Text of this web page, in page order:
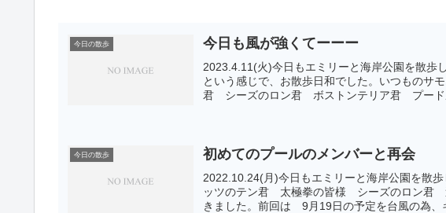
今日の散歩 今日も風が強くてーーー
2023.4.11(火)今日もエミリーと海岸公園を散歩
という感じで、お散歩日和でした。いつもの
君 シーズのロン君 ボストンテリア君 プード
今日の散歩 初めてのプールのメンバーと再会
2022.10.24(月)今日もエミリーと海岸公園を散
ッツのテン君 太極拳の皆様 シーズのロン君
きました。前回は 9月19日の予定を台風の為、